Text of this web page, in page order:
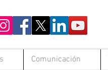
Comunicación